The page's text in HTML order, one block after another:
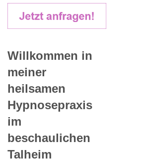
Willkommen in
meiner
heilsamen
Hypnosepraxis
im
beschaulichen
Talheim